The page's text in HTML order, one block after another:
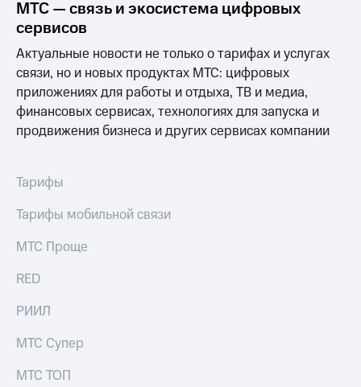
Описание
Еврооблигации-2023
Уведомление
о
погашении
именных
облигаций
Другое
развитие
деловая этика
На главную
МТС — связь и экосистема цифровых
сервисов
Актуальные новости не только о тарифах и услугах
связи, но и новых продуктах МТС: цифровых
приложениях для работы и отдыха, ТВ и медиа,
финансовых сервисах, технологиях для запуска и
продвижения бизнеса и других сервисах компании
Тарифы
Тарифы мобильной связи
МТС Проще
RED
РИИЛ
МТС Супер
МТС ТОП